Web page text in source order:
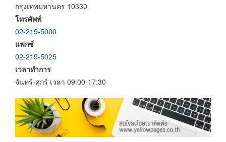
กรุงเทพมหานคร 10330
โทรศัพท์
02-219-5000
แฟกซ์
02-219-5025
เวลาทำการ
จันทร์-ศุกร์ เวลา 09:00-17:30